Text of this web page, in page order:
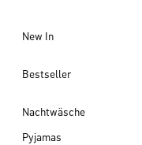
New In
Bestseller
Nachtwäsche
Pyjamas